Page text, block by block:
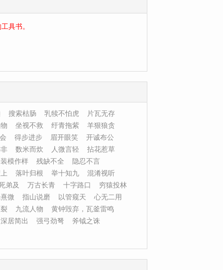
具书。
搜索枯肠 乳犊不怕虎
片瓦无存
坐视不救 纡青拖紫
羊狠狼贪
得步进步 眉开眼笑
开诚布公
数米而炊 人微言轻
拈花惹草
装模作样 残缺不全
隐忍不言
落叶归根 举十知九
混淆视听
弟及 万古长青 十字路口
穷猿投林
微 指山说磨 以管窥天
心无二用
九流人物
黄钟毁弃，瓦釜雷鸣
深居简出 强弓劲弩
斧钺之诛